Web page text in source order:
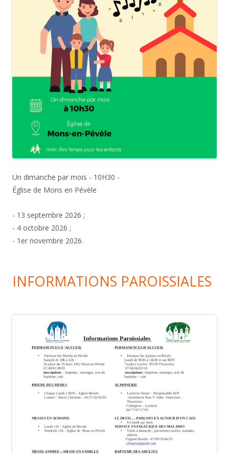
Un dimanche par mois - 10H30 -
Église de Mons en Pévèle
- 13 septembre 2026 ;
- 4 octobre 2026 ;
- 1er novembre 2026.
INFORMATIONS PAROISSIALES